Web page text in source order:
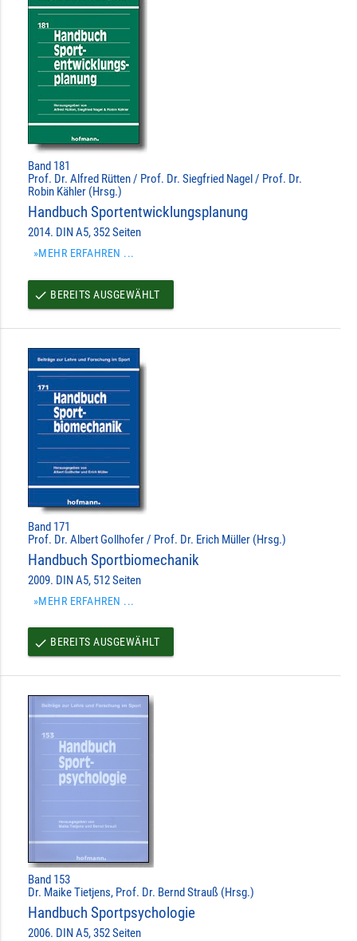
Band 181
Prof. Dr. Alfred Rütten / Prof. Dr. Siegfried Nagel / Prof. Dr.
Robin Kähler (Hrsg.)
Handbuch Sportentwicklungsplanung
2014. DIN A5, 352 Seiten
»MEHR ERFAHREN ...
done BEREITS AUSGEWÄHLT
Band 171
Prof. Dr. Albert Gollhofer / Prof. Dr. Erich Müller (Hrsg.)
Handbuch Sportbiomechanik
2009. DIN A5, 512 Seiten
»MEHR ERFAHREN ...
done BEREITS AUSGEWÄHLT
Band 153
Dr. Maike Tietjens, Prof. Dr. Bernd Strauß (Hrsg.)
Handbuch Sportpsychologie
2006. DIN A5, 352 Seiten